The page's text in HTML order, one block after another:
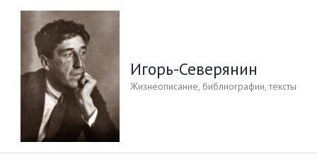
Перейти
содержимому
Игорь-Северянин
Жизнеописание, библиографии, тексты